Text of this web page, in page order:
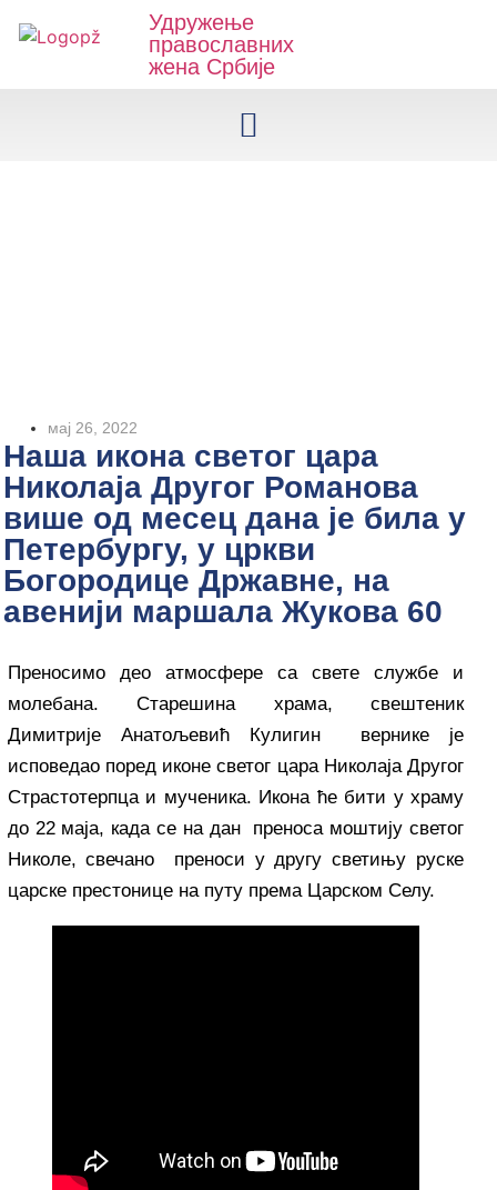
Удружење
православних
жена Србије
мај 26, 2022
Наша икона светог цара
Николаја Другог Романова
више од месец дана је била у
Петербургу, у цркви
Богородице Државне, на
авенији маршала Жукова 60
Преносимо део атмосфере са свете службе и
молебана. Старешина храма, свештеник
Димитрије Анатољевић Кулигин вернике је
исповедао поред иконе светог цара Николаја Другог
Страстотерпца и мученика. Икона ће бити у храму
до 22 маја, када се на дан преноса моштију светог
Николе, свечано преноси у другу светињу руске
царске престонице на путу према Царском Селу.